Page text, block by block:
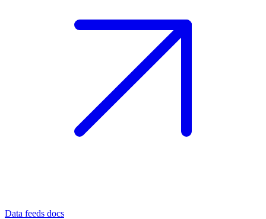
Data feeds docs